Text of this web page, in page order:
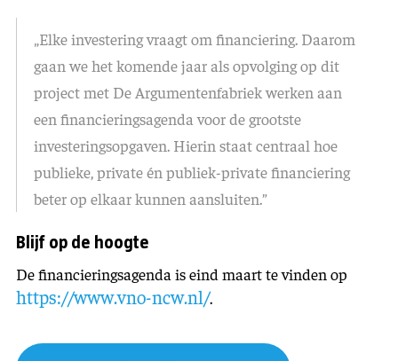
„Elke investering vraagt om financiering. Daarom
gaan we het komende jaar als opvolging op dit
project met De Argumentenfabriek werken aan
een financieringsagenda voor de grootste
investeringsopgaven. Hierin staat centraal hoe
publieke, private én publiek-private financiering
beter op elkaar kunnen aansluiten.”
Blijf op de hoogte
De financieringsagenda is eind maart te vinden op
https://www.vno-ncw.nl/.